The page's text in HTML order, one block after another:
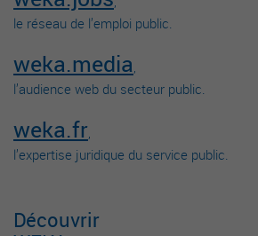
le réseau de l’emploi public.
weka.media,
l’audience web du secteur public.
weka.fr,
l’expertise juridique du service public.
Découvrir